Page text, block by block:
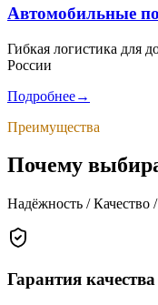
Автомобильные
Гибкая логистика для
России
Подробнее→
Преимущества
Почему
Надёжность /
Гарантия